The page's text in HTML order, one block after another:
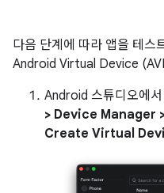
다음 단계에 따라 앱을 테스
Android Virtual Device
Android 스튜디오에
> Device Manager
Create Virtual